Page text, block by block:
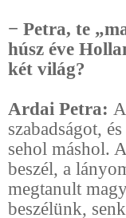
− Petra, te
húsz éve
két világ?
Ardai Petra:
szabadságot,
sehol máshol.
beszél, a
megtanult
beszélünk,